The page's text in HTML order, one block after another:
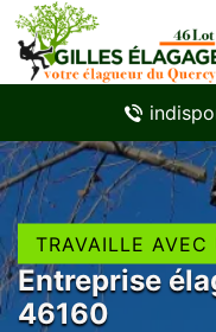
TRAVAILLE AVEC
Entreprise
46160